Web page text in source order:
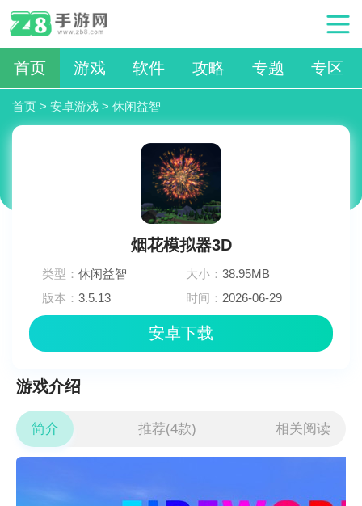
首页 游戏 软件 攻略 专题 专区
首页 > 安卓游戏 > 休闲益智
烟花模拟器3D
类型：休闲益智 大小：38.95MB
版本：3.5.13 时间： 2026-06-29
安卓下载
游戏介绍
简介 推荐(4款) 相关阅读